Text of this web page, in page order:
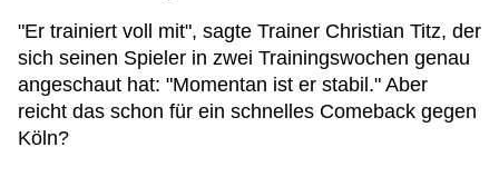
"Er trainiert voll mit", sagte Trainer Christian Titz, der
sich seinen Spieler in zwei Trainingswochen genau
angeschaut hat: "Momentan ist er stabil." Aber
reicht das schon für ein schnelles Comeback gegen
Köln?